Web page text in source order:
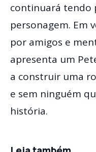
continuará tendo
personagem. Em
por amigos e
apresenta um
a construir uma
e sem ninguém
história.